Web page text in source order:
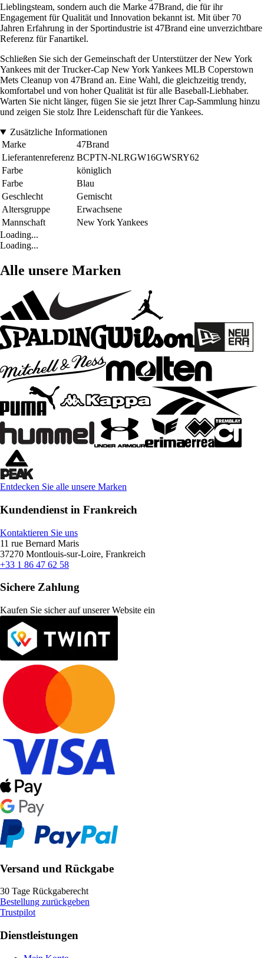
Lieblingsteam, sondern auch die Marke 47Brand, die für ihr
Engagement für Qualität und Innovation bekannt ist. Mit über 70
Jahren Erfahrung in der Sportindustrie ist 47Brand eine unverzichtbare
Referenz für Fanartikel.
Schließen Sie sich der Gemeinschaft der Unterstützer der New York
Yankees mit der Trucker-Cap New York Yankees MLB Coperstown
Mets Cleanup von 47Brand an. Eine Wahl, die gleichzeitig trendy,
komfortabel und von hoher Qualität ist für alle Baseball-Liebhaber.
Warten Sie nicht länger, fügen Sie sie jetzt Ihrer Cap-Sammlung hinzu
und zeigen Sie stolz Ihre Leidenschaft für die Yankees.
Zusätzliche Informationen
Marke
47Brand
Lieferantenreferenz BCPTN-NLRGW16GWSRY62
Farbe
königlich
Farbe
Blau
Geschlecht
Gemischt
Altersgruppe
Erwachsene
Mannschaft
New York Yankees
Loading...
Loading...
Alle unsere Marken
Entdecken Sie alle unsere Marken
Kundendienst in Frankreich
Kontaktieren Sie uns
11 rue Bernard Maris
37270 Montlouis-sur-Loire, Frankreich
+33 1 86 47 62 58
Sichere Zahlung
Kaufen Sie sicher auf unserer Website ein
Versand und Rückgabe
30 Tage Rückgaberecht
Bestellung zurückgeben
Trustpilot
Dienstleistungen